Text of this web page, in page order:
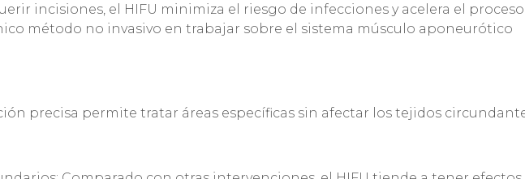
incisiones, el HIFU minimiza el riesgo de infecciones y acelera el
método no invasivo en trabajar sobre el sistema músculo aponeurótico
precisa permite tratar áreas específicas sin afectar los tejidos